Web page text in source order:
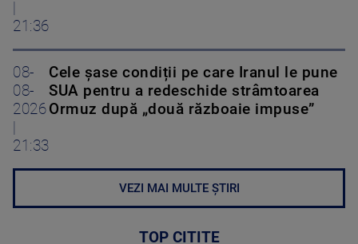
21:36
08-
08-
2026
21:33
Cele șase condiții pe care Iranul le pune
SUA pentru a redeschide strâmtoarea
Ormuz după „două războaie impuse”
VEZI MAI MULTE ȘTIRI
TOP CITITE